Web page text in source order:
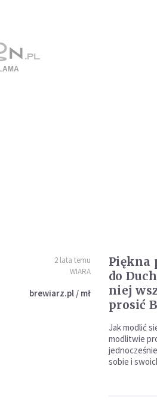
2 lata temu
WIARA
brewiarz.pl / mł
Piękna
do
niej
prosić
Jak modlić
modlitwie
sobie i